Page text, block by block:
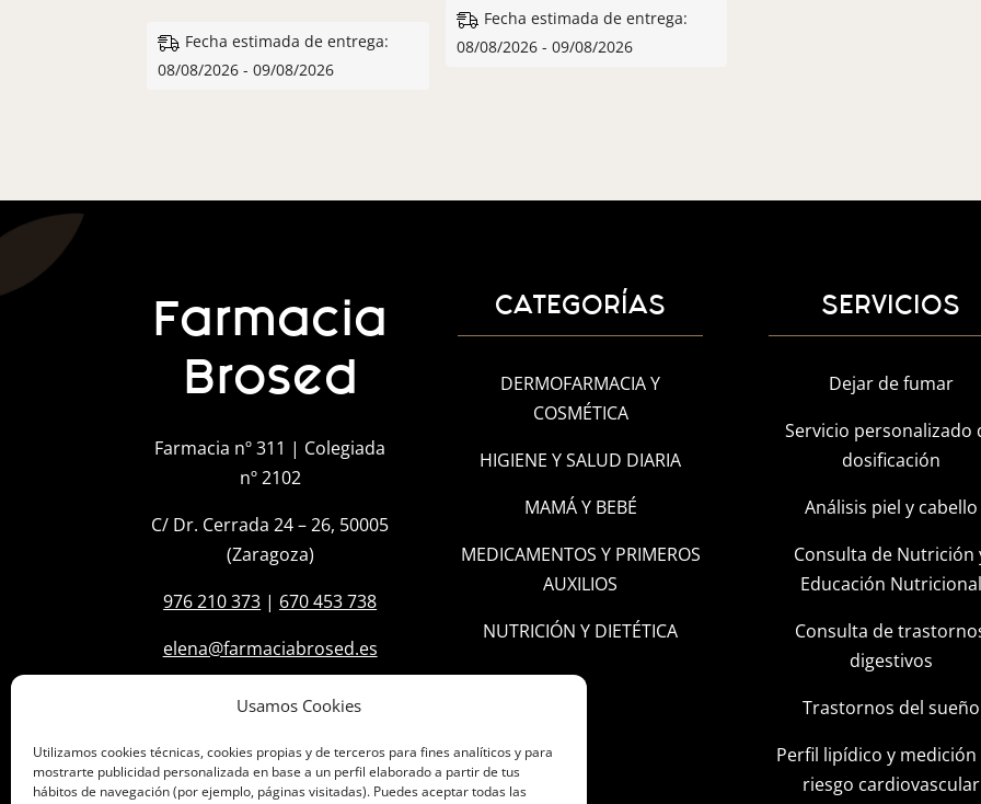
Usamos Cookies
Utilizamos cookies técnicas, cookies propias y de terceros para fines analíticos y para
mostrarte publicidad personalizada en base a un perfil elaborado a partir de tus
hábitos de navegación (por ejemplo, páginas visitadas). Puedes aceptar todas las
Fecha estimada de entrega:
08/08/2026 - 09/08/2026
Fecha estimada de entrega:
08/08/2026 - 09/08/2026
Farmacia
Brosed
Farmacia nº 311 | Colegiada
nº 2102
C/ Dr. Cerrada 24 – 26, 50005
(Zaragoza)
976 210 373 | 670 453 738
elena@farmaciabrosed.es
CATEGORÍAS
DERMOFARMACIA Y
COSMÉTICA
HIGIENE Y SALUD DIARIA
MAMÁ Y BEBÉ
MEDICAMENTOS Y PRIMEROS
AUXILIOS
NUTRICIÓN Y DIETÉTICA
SERVICIOS
Dejar de fumar
Servicio personalizado
dosificación
Análisis piel y cabello
Consulta de Nutrición
Educación Nutricional
Consulta de
digestivos
Trastornos del sueño
Perfil lipídico y medición
riesgo cardiovascular